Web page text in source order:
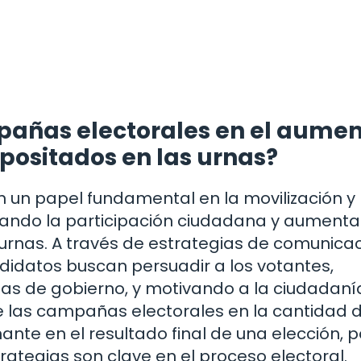
electorales en el
en las urnas?
papel fundamental en la movilización y
la participación ciudadana y
A través de estrategias de
buscan persuadir a los votantes,
de gobierno, y motivando a la
las campañas electorales en la cantidad
en el resultado final de una elección,
son clave en el proceso electoral.